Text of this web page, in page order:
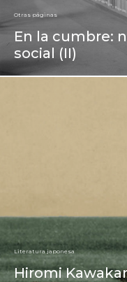
Otras páginas
En la cumbre:
social (II)
Literatura japonesa
Hiromi